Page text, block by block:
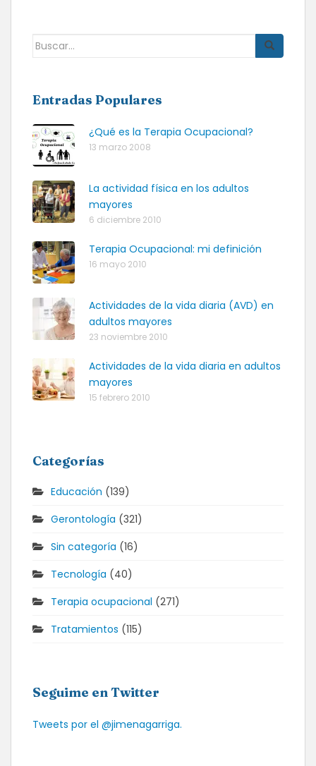
Buscar:
Entradas Populares
¿Qué es la Terapia Ocupacional?
13 marzo 2008
La actividad física en los adultos
mayores
6 diciembre 2010
Terapia Ocupacional: mi definición
16 mayo 2010
Actividades de la vida diaria (AVD) en
adultos mayores
23 noviembre 2010
Actividades de la vida diaria en adultos
mayores
15 febrero 2010
Categorías
Educación (139)
Gerontología (321)
Sin categoría (16)
Tecnología (40)
Terapia ocupacional (271)
Tratamientos (115)
Seguime en Twitter
Tweets por el @jimenagarriga.